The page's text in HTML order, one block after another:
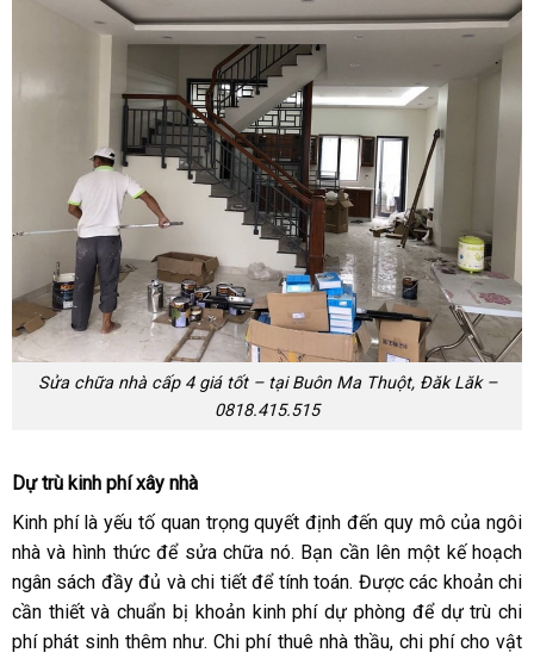
Sửa chữa nhà cấp 4 giá tốt – tại Buôn Ma Thuột, Đăk Lăk –
0818.415.515
Dự trù kinh phí xây nhà
Kinh phí là yếu tố quan trọng quyết định đến quy mô của ngôi
nhà và hình thức để sửa chữa nó. Bạn cần lên một kế hoạch
ngân sách đầy đủ và chi tiết để tính toán. Được các khoản chi
cần thiết và chuẩn bị khoản kinh phí dự phòng để dự trù chi
phí phát sinh thêm như. Chi phí thuê nhà thầu, chi phí cho vật